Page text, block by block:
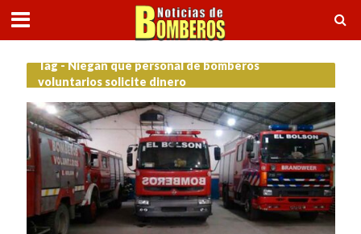
Tag - Niegan que personal de bomberos
voluntarios solicite dinero